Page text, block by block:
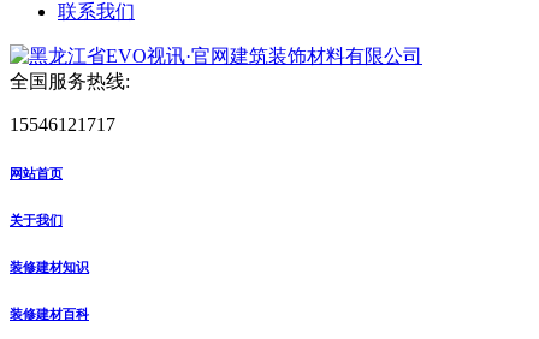
联系我们
全国服务热线:
15546121717
网站首页
关于我们
装修建材知识
装修建材百科